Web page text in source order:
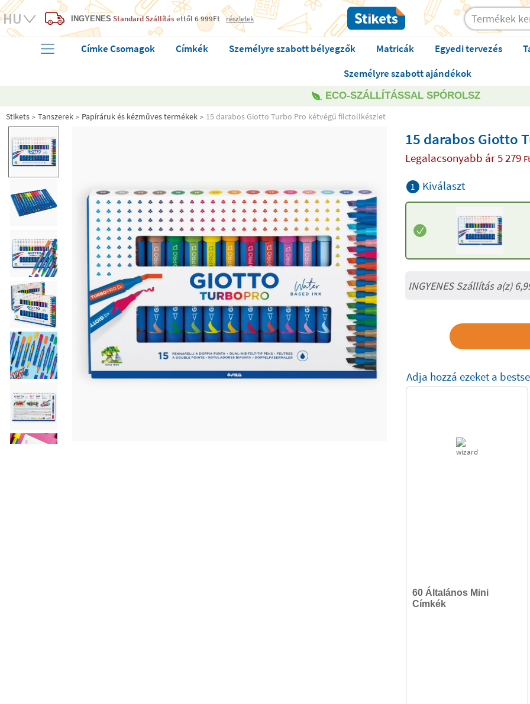
INGYENES Standard Szállításettől 6 999Ft részletek
Címke Csomagok Címkék Személyre szabott bélyegzők Matricák Egyedi tervezés
Személyre szabott ajándékok
ECO-SZÁLLÍTÁSSAL SPÓROLSZ
Stikets Tanszerek Papíráruk és kézműves termékek 15 darabos Giotto Turbo Pro kétvégű filctollkészlet
15 darabos Giotto
Legalacsonyabb ár5 279 Ft
1 Kiválaszt
INGYENES Szállítás a(z)
Adja hozzá ezeket a
60 Általános Mini
Címkék